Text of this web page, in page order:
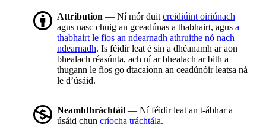
Attribution — Ní mór duit creidiúint oiriúnach
agus nasc chuig an gceadúnas a thabhairt, agus a
thabhairt le fios an ndearnadh athruithe nó nach
ndearnadh. Is féidir leat é sin a dhéanamh ar aon
bhealach réasúnta, ach ní ar bhealach ar bith a
thugann le fios go dtacaíonn an ceadúnóir leatsa ná
le d’úsáid.
Neamhthráchtáil — Ní féidir leat an t-ábhar a
úsáid chun críocha tráchtála.